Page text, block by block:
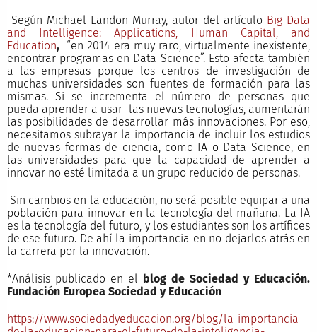
Según Michael Landon-Murray, autor del artículo Big Data
and Intelligence: Applications, Human Capital, and
Education, “en 2014 era muy raro, virtualmente inexistente,
encontrar programas en Data Science”. Esto afecta también
a las empresas porque los centros de investigación de
muchas universidades son fuentes de formación para las
mismas. Si se incrementa el número de personas que
pueda aprender a usar las nuevas tecnologías, aumentarán
las posibilidades de desarrollar más innovaciones. Por eso,
necesitamos subrayar la importancia de incluir los estudios
de nuevas formas de ciencia, como IA o Data Science, en
las universidades para que la capacidad de aprender a
innovar no esté limitada a un grupo reducido de personas.
Sin cambios en la educación, no será posible equipar a una
población para innovar en la tecnología del mañana. La IA
es la tecnología del futuro, y los estudiantes son los artífices
de ese futuro. De ahí la importancia en no dejarlos atrás en
la carrera por la innovación.
*Análisis publicado en el blog de Sociedad y Educación.
Fundación Europea Sociedad y Educación
https://www.sociedadyeducacion.org/blog/la-importancia-